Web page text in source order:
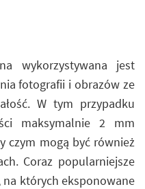
wykorzystywana jest
fotografii i obrazów ze
W tym przypadku
maksymalnie 2 mm
czym mogą być również
Coraz popularniejsze
których eksponowane